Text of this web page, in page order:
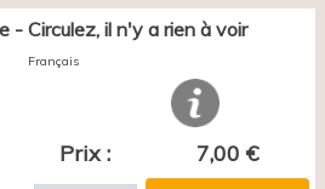
- Circulez, il n'y a rien à voir
Français
Prix : 7,00 €